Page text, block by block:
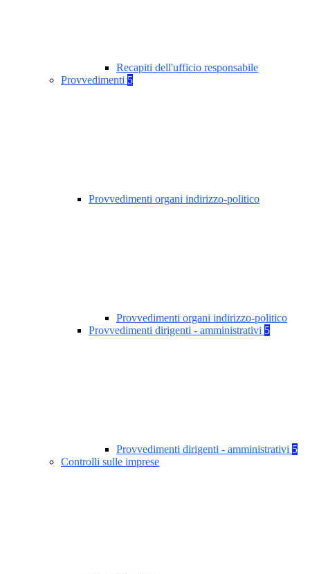
Recapiti dell'ufficio responsabile
Provvedimenti 5
Provvedimenti organi indirizzo-politico
Provvedimenti organi indirizzo-politico
Provvedimenti dirigenti - amministrativi 5
Provvedimenti dirigenti - amministrativi 5
Controlli sulle imprese